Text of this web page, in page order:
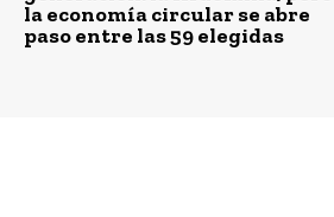
la economía circular se abre
paso entre las 59 elegidas